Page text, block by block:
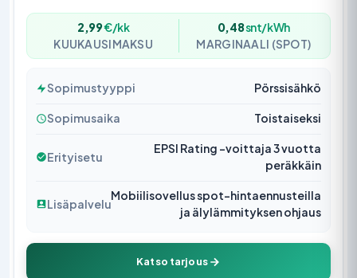
2,99€/kk
KUUKAUSIMAKSU
0,48snt/kWh
MARGINAALI (SPOT)
Sopimustyyppi Pörssisähkö
Sopimusaika Toistaiseksi
Erityisetu
EPSI Rating -voittaja 3 vuotta
peräkkäin
Lisäpalvelu
Mobiilisovellus spot-hintaennusteilla
ja älylämmityksen ohjaus
Katso tarjous